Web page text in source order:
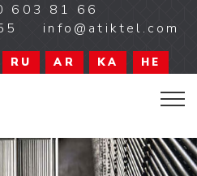
603 81 66
info@atiktel.com
RU AR KA HE